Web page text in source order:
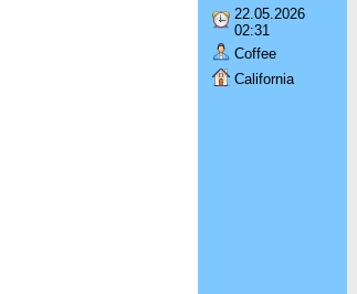
22.05.2026
02:31
Coffee
California